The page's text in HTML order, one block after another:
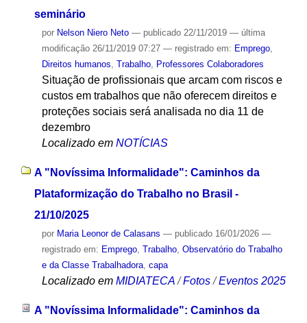
seminário
por Nelson Niero Neto — publicado22/11/2019 — última
modificação26/11/2019 07:27 — registrado em: Emprego,
Direitos humanos, Trabalho, Professores Colaboradores
Situação de profissionais que arcam com riscos e
custos em trabalhos que não oferecem direitos e
proteções sociais será analisada no dia 11 de
dezembro
Localizado em NOTÍCIAS
A "Novíssima Informalidade": Caminhos da
Plataformização do Trabalho no Brasil -
21/10/2025
por Maria Leonor de Calasans — publicado16/01/2026 —
registrado em: Emprego, Trabalho, Observatório do Trabalho
e da Classe Trabalhadora, capa
Localizado em MIDIATECA /Fotos /Eventos 2025
A "Novíssima Informalidade": Caminhos da